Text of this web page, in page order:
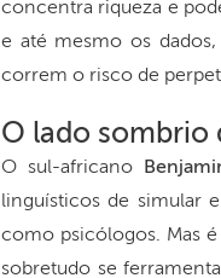
concentra riqueza e
e até mesmo os
correm o risco de
O lado sombrio
O sul-africano
linguísticos de simular
como psicólogos. Mas
sobretudo se